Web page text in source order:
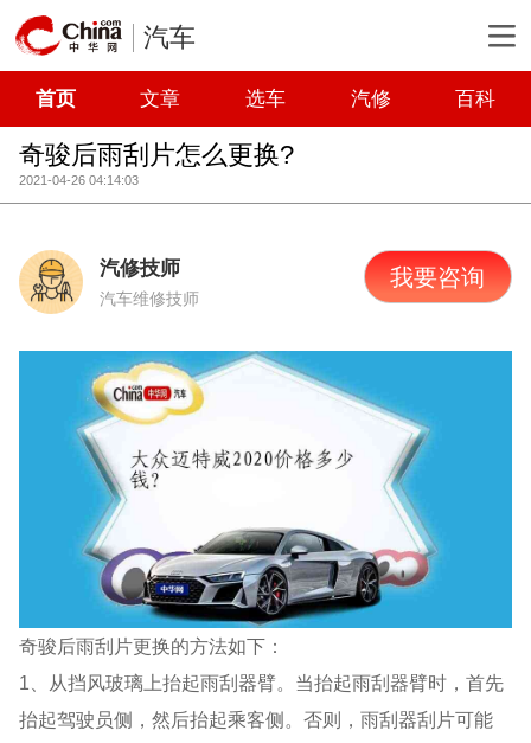
汽车
首页 文章 选车 汽修 百科
奇骏后雨刮片怎么更换?
2021-04-26 04:14:03
汽修技师
汽车维修技师
我要咨询
奇骏后雨刮片更换的方法如下：
1、从挡风玻璃上抬起雨刮器臂。当抬起雨刮器臂时，首先
抬起驾驶员侧，然后抬起乘客侧。否则，雨刮器刮片可能